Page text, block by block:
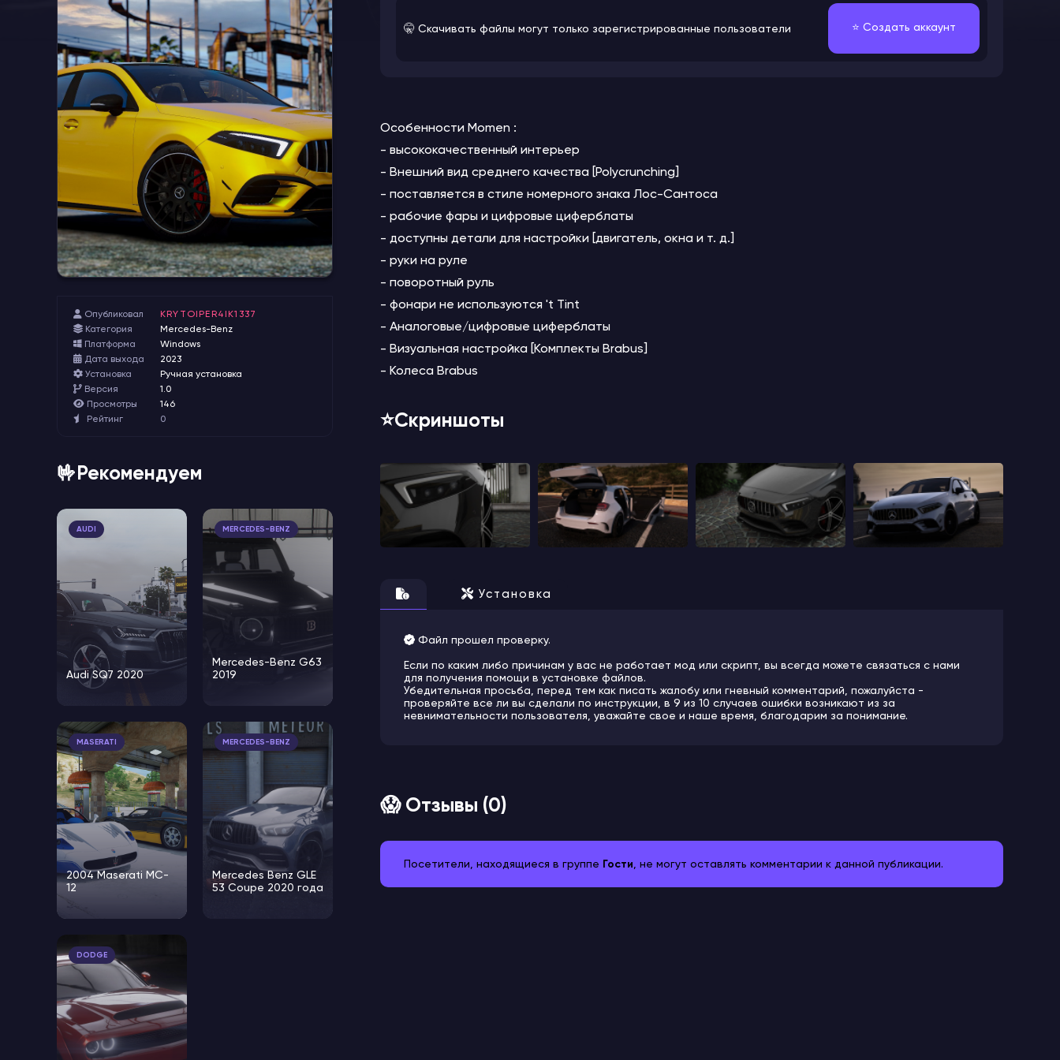
Опубликовал
KRYTOIPER4IK1337
Категория
Mercedes-Benz
Платформа
Windows
Дата выхода
2023
Установка
Ручная установка
Версия
1.0
Просмотры
146
Рейтинг
0
🤟Рекомендуем
AUDI
Audi SQ7 2020
MERCEDES-BENZ
Mercedes-Benz G63
2019
MASERATI
2004 Maserati MC-
12
MERCEDES-BENZ
Mercedes Benz GLE
53 Coupe 2020 года
DODGE
🤫 Скачивать файлы могут только зарегистрированные пользователи ⭐️ Создать аккаунт
Особенности Momen :
- высококачественный интерьер
- Внешний вид среднего качества [Polycrunching]
- поставляется в стиле номерного знака Лос-Сантоса
- рабочие фары и цифровые циферблаты
- доступны детали для настройки [двигатель, окна и т. д.]
- руки на руле
- поворотный руль
- фонари не используются 't Tint
- Аналоговые/цифровые циферблаты
- Визуальная настройка [Комплекты Brabus]
- Колеса Brabus
⭐️Скриншоты
Установка
Файл прошел проверку.
Если по каким либо причинам у вас не работает мод или скрипт, вы всегда можете связаться с нами
для получения помощи в установке файлов.
Убедительная просьба, перед тем как писать жалобу или гневный комментарий, пожалуйста -
проверяйте все ли вы сделали по инструкции, в 9 из 10 случаев ошибки возникают из за
невнимательности пользователя, уважайте свое и наше время, благодарим за понимание.
😱 Отзывы (0)
Посетители, находящиеся в группе Гости , не могут оставлять комментарии к данной публикации.